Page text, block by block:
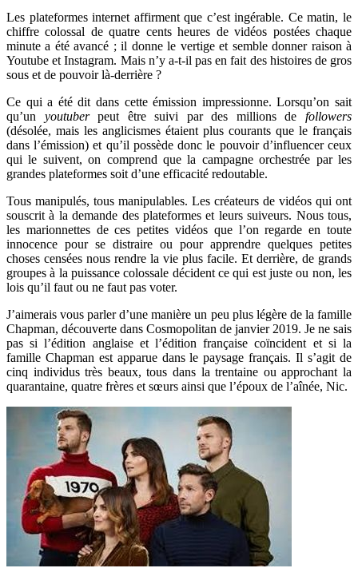
Les plateformes internet affirment que c’est ingérable. Ce matin, le
chiffre colossal de quatre cents heures de vidéos postées chaque
minute a été avancé ; il donne le vertige et semble donner raison à
Youtube et Instagram. Mais n’y a-t-il pas en fait des histoires de gros
sous et de pouvoir là-derrière ?
Ce qui a été dit dans cette émission impressionne. Lorsqu’on sait
qu’un youtuberpeut être suivi par des millions defollowers
(désolée, mais les anglicismes étaient plus courants que le français
dans l’émission) et qu’il possède donc le pouvoir d’influencer ceux
qui le suivent, on comprend que la campagne orchestrée par les
grandes plateformes soit d’une efficacité redoutable.
Tous manipulés, tous manipulables. Les créateurs de vidéos qui ont
souscrit à la demande des plateformes et leurs suiveurs. Nous tous,
les marionnettes de ces petites vidéos que l’on regarde en toute
innocence pour se distraire ou pour apprendre quelques petites
choses censées nous rendre la vie plus facile. Et derrière, de grands
groupes à la puissance colossale décident ce qui est juste ou non, les
lois qu’il faut ou ne faut pas voter.
J’aimerais vous parler d’une manière un peu plus légère de la famille
Chapman, découverte dans Cosmopolitan de janvier 2019. Je ne sais
pas si l’édition anglaise et l’édition française coïncident et si la
famille Chapman est apparue dans le paysage français. Il s’agit de
cinq individus très beaux, tous dans la trentaine ou approchant la
quarantaine, quatre frères et sœurs ainsi que l’époux de l’aînée, Nic.